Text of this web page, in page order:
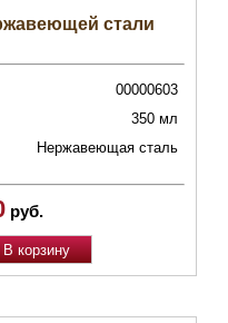
стали
00000603
350 мл
Нержавеющая сталь
руб.